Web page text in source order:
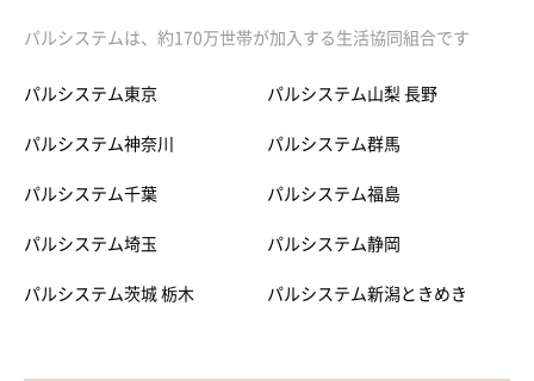
パルシステムは、約170万世帯が加入する生活協同組合です
パルシステム東京
パルシステム神奈川
パルシステム千葉
パルシステム埼玉
パルシステム茨城 栃木
パルシステム山梨 長野
パルシステム群馬
パルシステム福島
パルシステム静岡
パルシステム新潟ときめき